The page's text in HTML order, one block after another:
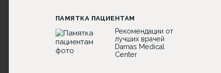
ПАМЯТКА ПАЦИЕНТАМ
Рекомендации от
лучших врачей
Damas Medical
Center